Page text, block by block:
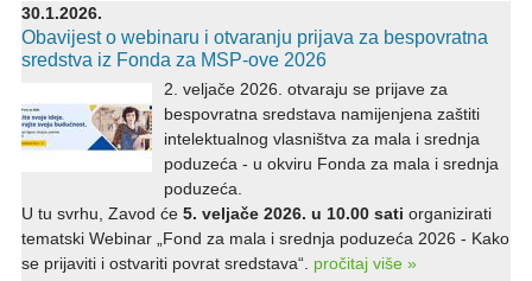
30.1.2026.
Obavijest o webinaru i otvaranju prijava za bespovratna
sredstva iz Fonda za MSP-ove 2026
2. veljače 2026. otvaraju se prijave za
bespovratna sredstava namijenjena zaštiti
intelektualnog vlasništva za mala i srednja
poduzeća - u okviru Fonda za mala i srednja
poduzeća.
U tu svrhu, Zavod će5. veljače 2026. u 10.00 sati organizirati
tematski Webinar „Fond za mala i srednja poduzeća 2026 - Kako
se prijaviti i ostvariti povrat sredstava“. pročitaj više »